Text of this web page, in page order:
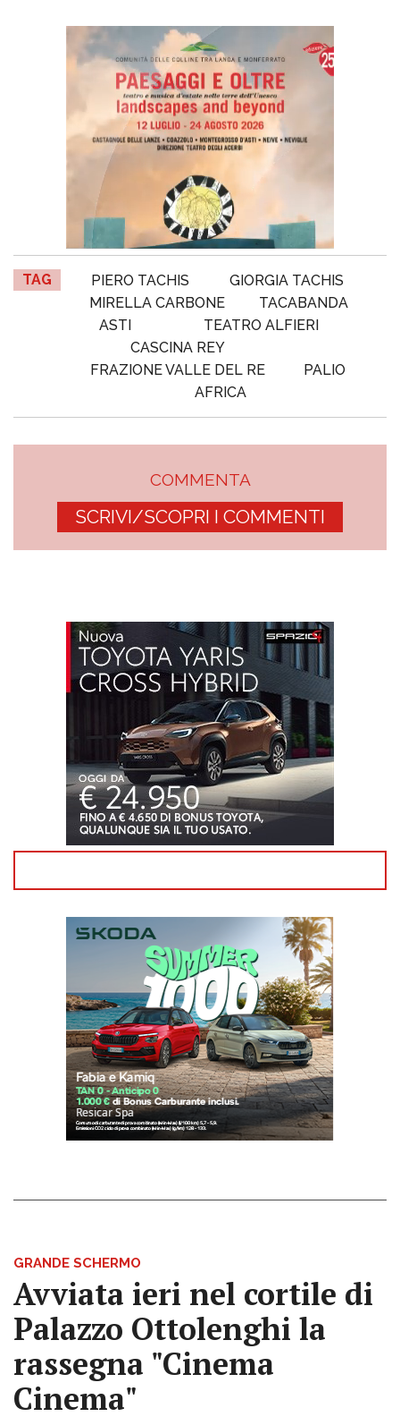
TAG PIERO TACHIS
GIORGIA TACHIS
MIRELLA CARBONE
TACABANDA
ASTI
TEATRO ALFIERI
CASCINA REY
FRAZIONE VALLE DEL RE
PALIO
AFRICA
COMMENTA
SCRIVI/SCOPRI I COMMENTI
GRANDE SCHERMO
Avviata ieri nel cortile di
Palazzo Ottolenghi la
rassegna "Cinema
Cinema"